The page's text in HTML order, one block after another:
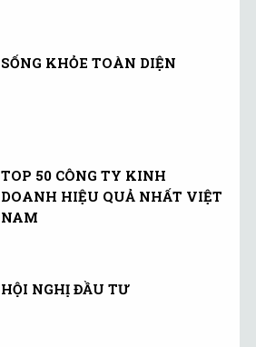
SỐNG KHỎE TOÀN DIỆN
TOP 50 CÔNG TY KINH
DOANH HIỆU QUẢ NHẤT VIỆT
NAM
HỘI NGHỊ ĐẦU TƯ